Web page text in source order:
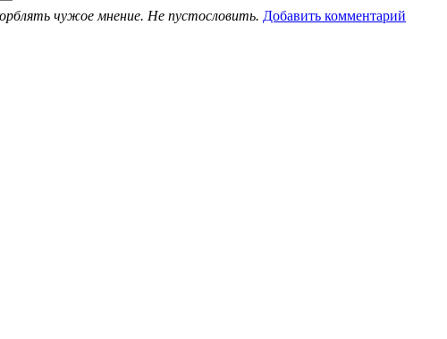
чужое мнение. Не пустословить. Добавить комментарий